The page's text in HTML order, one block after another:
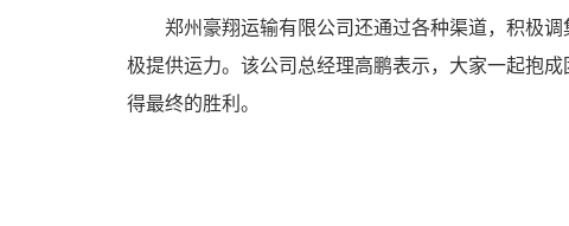
郑州豪翔运输有限公司还通过各种渠道，积极调
极提供运力。该公司总经理高鹏表示，大家一起抱
得最终的胜利。